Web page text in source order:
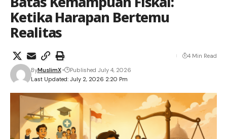
Ketika Harapan Bertemu
Realitas
Last Updated: July 2, 2026 2:20 Pm
ByMuslimX Published July 4, 2026
4 Min Read